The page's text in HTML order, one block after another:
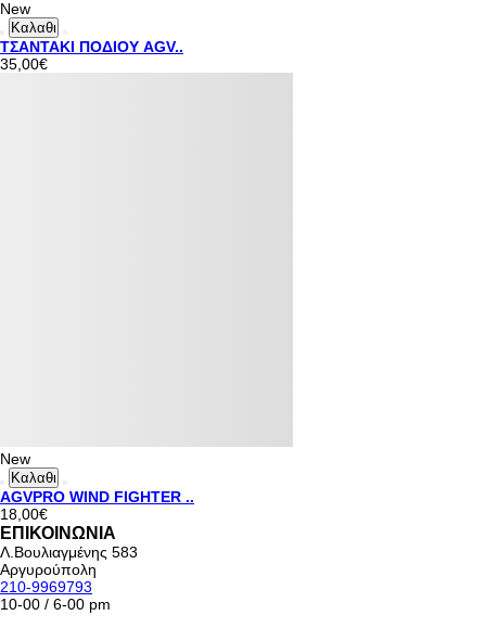
New
Καλαθι
ΤΣΑΝΤΑΚΙ ΠΟΔΙΟΥ AGV..
35,00€
New
Καλαθι
AGVPRO WIND FIGHTER ..
18,00€
ΕΠΙΚΟΙΝΩΝΙΑ
Λ.Βουλιαγμένης 583
Αργυρούπολη
210-9969793
10-00 / 6-00 pm